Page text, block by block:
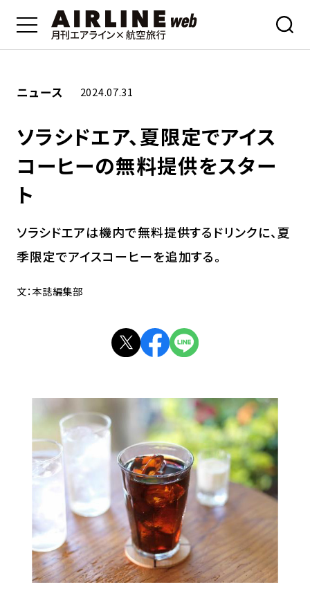
ニュース 2024.07.31
ソラシドエア、夏限定でアイス
コーヒーの無料提供をスター
ト
ソラシドエアは機内で無料提供するドリンクに、夏
季限定でアイスコーヒーを追加する。
文：本誌編集部